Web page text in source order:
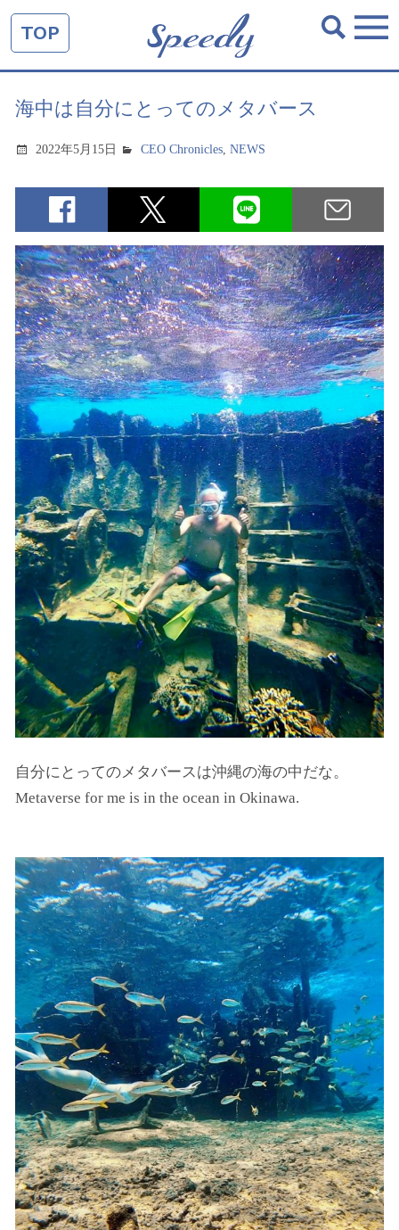
TOP
海中は自分にとってのメタバース
2022年5月15日 CEO Chronicles,NEWS
自分にとってのメタバースは沖縄の海の中だな。
Metaverse for me is in the ocean in Okinawa.